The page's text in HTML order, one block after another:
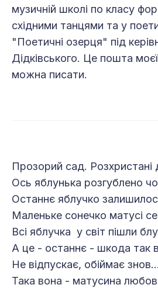
музичній школі по класу
східними танцями та у
"Поетичні озерця" під
Дідківського. Це пошта
можна писати.
Прозорий сад. Розхристані
Ось яблунька розгублено
Останнє яблучко
Маленьке сонечко матусі
Всі яблучка у світ пішли
А це - останнє - шкода так
Не відпускає, обіймає
Така вона - матусина